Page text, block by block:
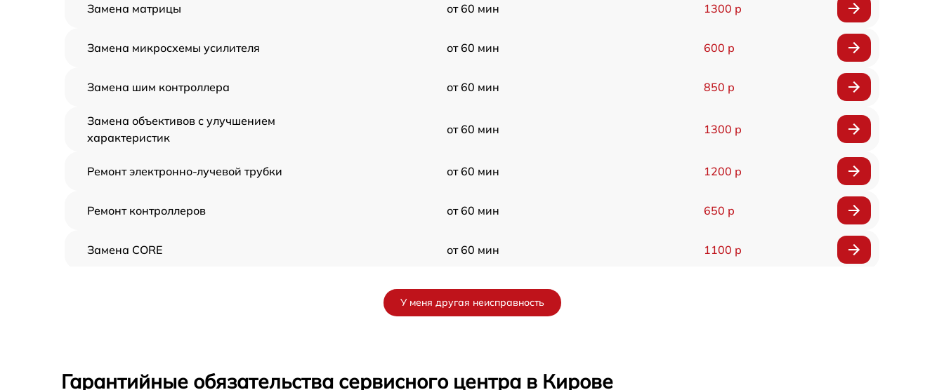
Замена матрицы от 60 мин 1300 р
Замена микросхемы усилителя от 60 мин 600 р
Замена шим контроллера от 60 мин 850 р
Замена объективов с улучшением
характеристик
от 60 мин 1300 р
Ремонт электронно-лучевой трубки от 60 мин 1200 р
Ремонт контроллеров от 60 мин 650 р
Замена CORE от 60 мин 1100 р
от 60 мин
У меня другая неисправность
Гарантийные обязательства сервисного центра в Кирове